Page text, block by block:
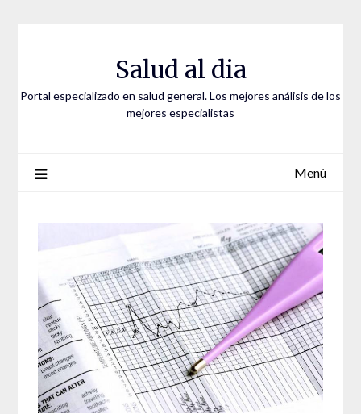
Salud al dia
Portal especializado en salud general. Los mejores análisis de los
mejores especialistas
Menú